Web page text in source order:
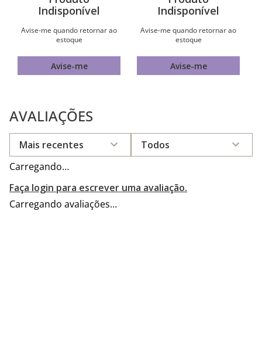
Indisponível
Avise-me quando retornar ao
estoque
Avise-me
Indisponível
Avise-me quando retornar ao
estoque
Avise-me
AVALIAÇÕES
Carregando…
Faça login para escrever uma avaliação.
Mais recentes Todos
Carregando avaliações…